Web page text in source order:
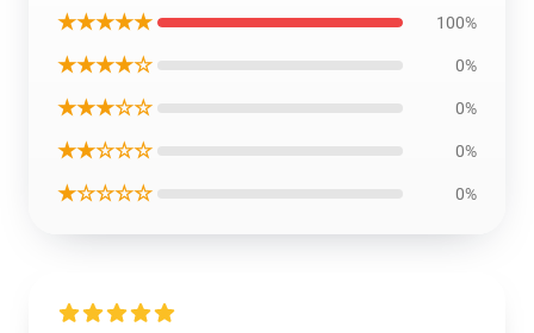
★★★★★ 100%
★★★★☆ 0%
★★★☆☆ 0%
★★☆☆☆ 0%
★☆☆☆☆ 0%